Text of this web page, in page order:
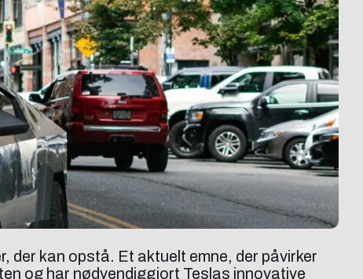
der kan opstå. Et aktuelt emne, der påvirker
og har nødvendiggjort Teslas innovative